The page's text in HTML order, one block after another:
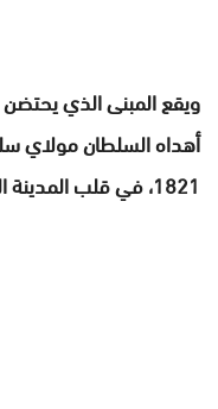
ويقع المبنى الذي
أهداه السلطان مولاي
1821، في قلب المدينة العتيقة بطنجة.